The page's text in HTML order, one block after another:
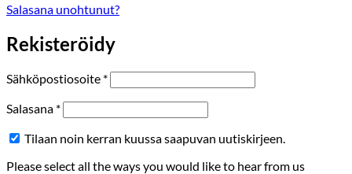
Salasana unohtunut?
Rekisteröidy
Sähköpostiosoite *Vaaditaan
Salasana *Vaaditaan
Tilaan noin kerran kuussa saapuvan uutiskirjeen.
Please select all the ways you would like to hear from us